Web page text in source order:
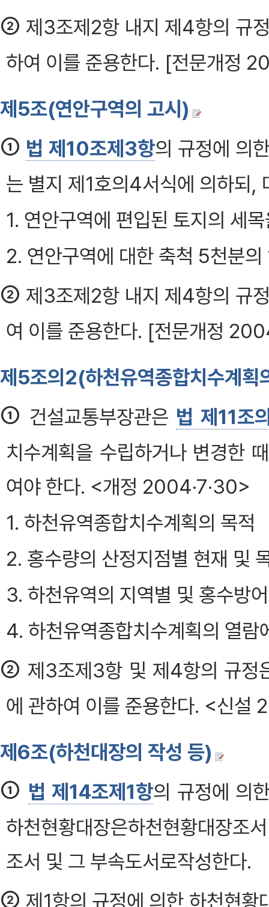
② 제3조제2항 내지 제4항의 규
하여 이를 준용한다. [전문개정
제5조(연안구역의 고시)
① 법 제10조제3항의 규정에 의
는 별지 제1호의4서식에 의하되,
1. 연안구역에 편입된 토지의 세
2. 연안구역에 대한 축척 5천분
② 제3조제2항 내지 제4항의 규
여 이를 준용한다. [전문개정
제5조의2(하천유역종합치수계획
① 건설교통부장관은 법 제11조
치수계획을 수립하거나 변경한
여야 한다. <개정 2004·7·30>
1. 하천유역종합치수계획의 목적
2. 홍수량의 산정지점별 현재 및
3. 하천유역의 지역별 및 홍수방
4. 하천유역종합치수계획의 열
② 제3조제3항 및 제4항의 규정
에 관하여 이를 준용한다. <신설
제6조(하천대장의 작성 등)
① 법 제14조제1항의 규정에 의
하천현황대장은하천현황대장조
조서 및 그 부속도서로작성한다.
② 제1항의 규정에 의한 하천현